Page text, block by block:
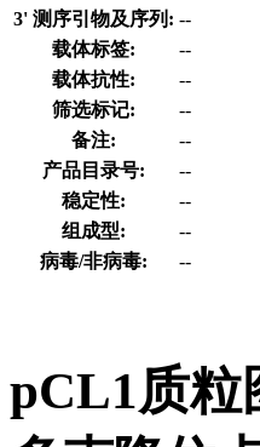
3' 测序引物及序列: --
载体标签:
--
载体抗性:
--
筛选标记:
--
备注:
--
产品目录号:
--
稳定性:
--
组成型:
--
病毒/非病毒:
--
pCL1质粒